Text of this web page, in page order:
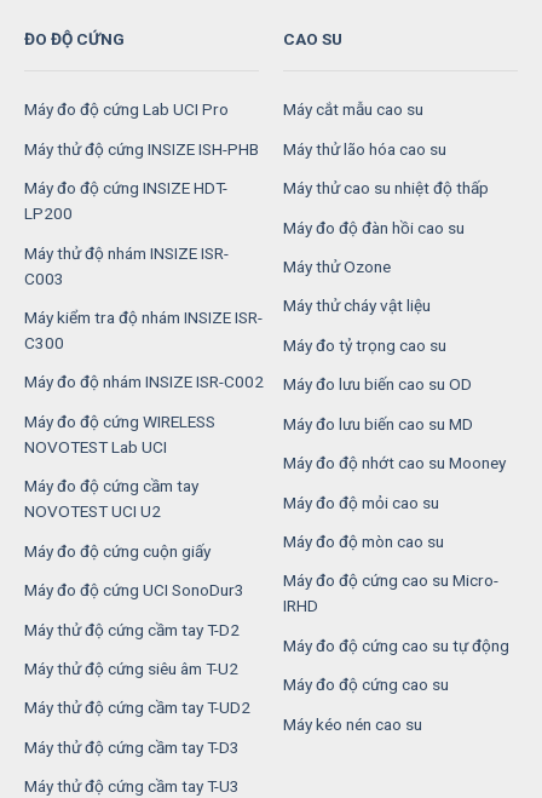
ĐO ĐỘ CỨNG
Máy đo độ cứng Lab UCI Pro
Máy thử độ cứng INSIZE ISH-PHB
Máy đo độ cứng INSIZE HDT-
LP200
Máy thử độ nhám INSIZE ISR-
C003
Máy kiểm tra độ nhám INSIZE ISR-
C300
Máy đo độ nhám INSIZE ISR-C002
Máy đo độ cứng WIRELESS
NOVOTEST Lab UCI
Máy đo độ cứng cầm tay
NOVOTEST UCI U2
Máy đo độ cứng cuộn giấy
Máy đo độ cứng UCI SonoDur3
Máy thử độ cứng cầm tay T-D2
Máy thử độ cứng siêu âm T-U2
Máy thử độ cứng cầm tay T-UD2
Máy thử độ cứng cầm tay T-D3
Máy thử độ cứng cầm tay T-U3
CAO SU
Máy cắt mẫu cao su
Máy thử lão hóa cao su
Máy thử cao su nhiệt độ thấp
Máy đo độ đàn hồi cao su
Máy thử Ozone
Máy thử cháy vật liệu
Máy đo tỷ trọng cao su
Máy đo lưu biến cao su OD
Máy đo lưu biến cao su MD
Máy đo độ nhớt cao su Mooney
Máy đo độ mỏi cao su
Máy đo độ mòn cao su
Máy đo độ cứng cao su Micro-
IRHD
Máy đo độ cứng cao su tự động
Máy đo độ cứng cao su
Máy kéo nén cao su